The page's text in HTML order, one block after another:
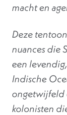
macht en
Deze
nuances die
een
Indische
ongetwijfeld
kolonisten